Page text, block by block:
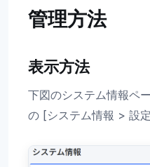
管理方法
表示方法
下図のシステム情報ペ
の [システム情報 > 設